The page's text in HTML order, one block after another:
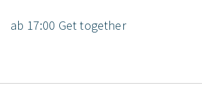
ab 17:00 Get together